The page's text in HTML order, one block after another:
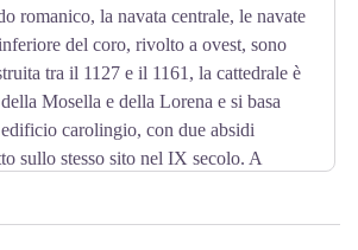
a nord-est del recinto del Doubs, è
il padre di Donat.
e Auguste Lumière, è stato scoperto
faceva parte dell'abbazia di Saint-Paul
alla chiesa di Saint-Paul. Dopo la
romanico, la navata centrale, le navate
del coro, rivolto a ovest, sono
tra il 1127 e il 1161, la cattedrale è
Mosella e della Lorena e si basa
carolingio, con due absidi
sullo stesso sito nel IX secolo. A